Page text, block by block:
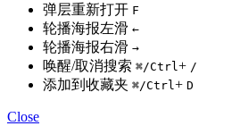
弹层重新打开 F
轮播海报左滑 ←
轮播海报右滑 →
唤醒/取消搜索 ⌘/Ctrl+ /
添加到收藏夹 ⌘/Ctrl+ D
Close